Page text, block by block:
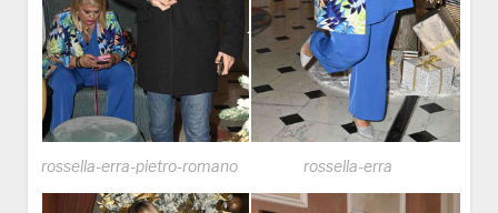
rossella-erra-pietro-romano rossella-erra